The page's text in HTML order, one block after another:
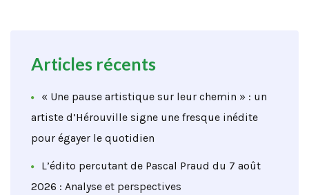
Articles récents
« Une pause artistique sur leur chemin » : un
artiste d’Hérouville signe une fresque inédite
pour égayer le quotidien
L’édito percutant de Pascal Praud du 7 août
2026 : Analyse et perspectives